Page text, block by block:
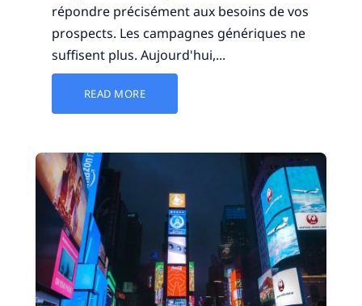
répondre précisément aux besoins de vos
prospects. Les campagnes génériques ne
suffisent plus. Aujourd'hui,...
READ MORE